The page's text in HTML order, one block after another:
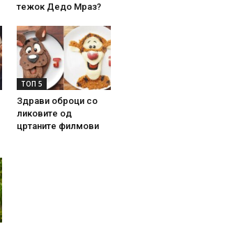
тежок Дедо Мраз?
ТОП 5
Здрави оброци со
ликовите од
цртаните филмови